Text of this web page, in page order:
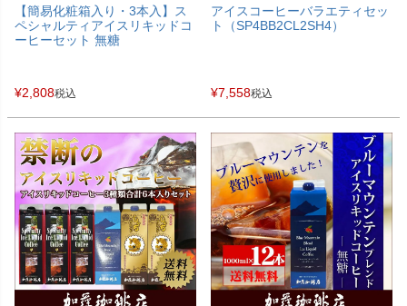
【簡易化粧箱入り・3本入】ス
ペシャルティアイスリキッドコ
ーヒーセット 無糖
¥2,808税込
アイスコーヒーバラエティセッ
ト（SP4BB2CL2SH4）
¥7,558税込